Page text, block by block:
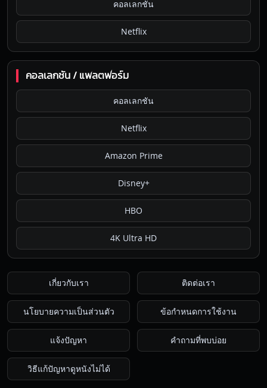
คอลเลกชัน
Netflix
คอลเลกชัน / แพลตฟอร์ม
คอลเลกชัน
Netflix
Amazon Prime
Disney+
HBO
4K Ultra HD
เกี่ยวกับเรา ติดต่อเรา
นโยบายความเป็นส่วนตัว ข้อกำหนดการใช้งาน
แจ้งปัญหา คำถามที่พบบ่อย
วิธีแก้ปัญหาดูหนังไม่ได้